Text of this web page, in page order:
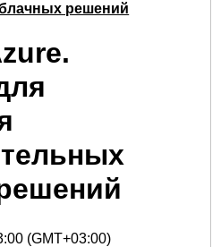
решений
(GMT+03:00)